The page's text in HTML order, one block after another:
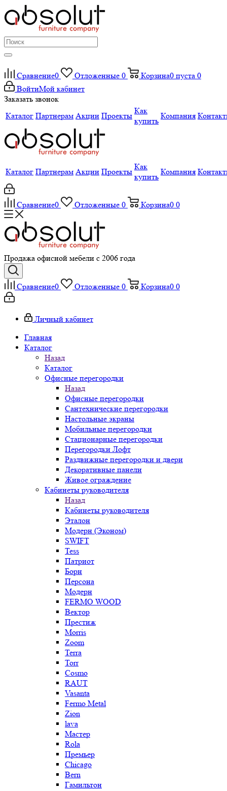
Сравнение0 Отложенные 0 Корзина0 пуста 0
ВойтиМой кабинет
Заказать звонок
Каталог Партнерам Акции Проекты
Как
купить
Компания
Каталог Партнерам Акции Проекты
Как
купить
Компания
Сравнение0 Отложенные 0 Корзина0 0
Продажа офисной мебели с 2006 года
Сравнение0 Отложенные 0 Корзина0 0
Личный кабинет
Главная
Каталог
Назад
Каталог
Офисные перегородки
Назад
Офисные перегородки
Сантехнические перегородки
Настольные экраны
Мобильные перегородки
Стационарные перегородки
Перегородки Лофт
Раздвижные перегородки и двери
Декоративные панели
Живое ограждение
Кабинеты руководителя
Назад
Кабинеты руководителя
Эталон
Модерн (Эконом)
SWIFT
Tess
Патриот
Борн
Персона
Модерн
FERMO WOOD
Вектор
Престиж
Morris
Zoom
Terra
Torr
Cosmo
RAUT
Vasanta
Fermo Metal
Zion
lava
Мастер
Rola
Премьер
Chicago
Bern
Гамильтон